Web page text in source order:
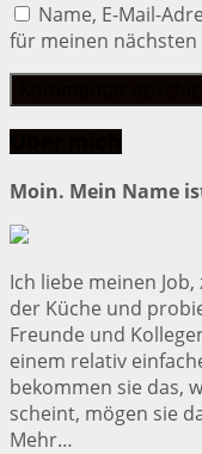
Name, E-Mail-
für meinen
Moin. Mein Name
Ich liebe meinen
der Küche und
Freunde und
einem relativ
bekommen sie das,
scheint, mögen sie
Mehr…